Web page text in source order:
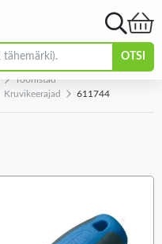
OTSI
Tööriistad
Kruvikeerajad 611744